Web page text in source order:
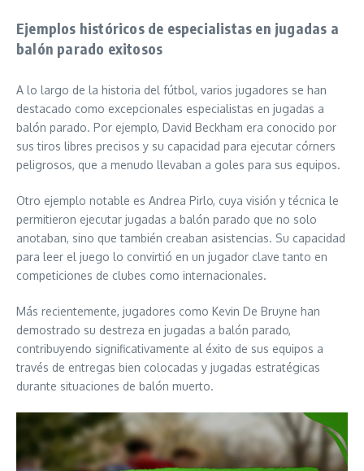
Ejemplos históricos de especialistas en jugadas a
balón parado exitosos
A lo largo de la historia del fútbol, varios jugadores se han
destacado como excepcionales especialistas en jugadas a
balón parado. Por ejemplo, David Beckham era conocido por
sus tiros libres precisos y su capacidad para ejecutar córners
peligrosos, que a menudo llevaban a goles para sus equipos.
Otro ejemplo notable es Andrea Pirlo, cuya visión y técnica le
permitieron ejecutar jugadas a balón parado que no solo
anotaban, sino que también creaban asistencias. Su capacidad
para leer el juego lo convirtió en un jugador clave tanto en
competiciones de clubes como internacionales.
Más recientemente, jugadores como Kevin De Bruyne han
demostrado su destreza en jugadas a balón parado,
contribuyendo significativamente al éxito de sus equipos a
través de entregas bien colocadas y jugadas estratégicas
durante situaciones de balón muerto.